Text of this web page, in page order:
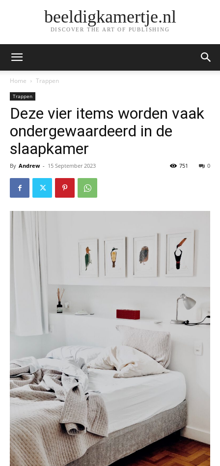
beeldigkamertje.nl
DISCOVER THE ART OF PUBLISHING
Home Trappen
Trappen
Deze vier items worden vaak
ondergewaardeerd in de
slaapkamer
By Andrew - 15 September 2023 0
751